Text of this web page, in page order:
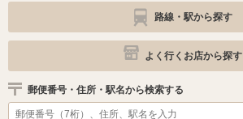
路線・駅から探す
よく行くお店から探す
郵便番号・住所・駅名から検索する